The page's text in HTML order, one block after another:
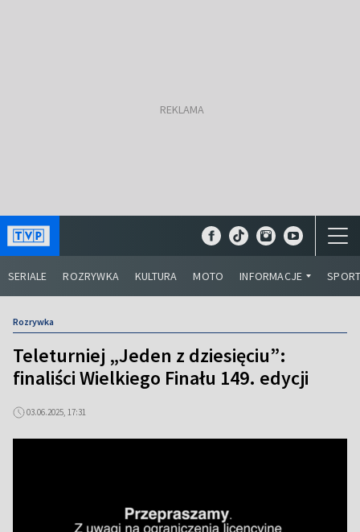
SERIALE ROZRYWKA KULTURA MOTO INFORMACJE
Rozrywka
Teleturniej „Jeden z dziesięciu”:
finaliści Wielkiego Finału 149. edycji
03.06.2025, 17:31